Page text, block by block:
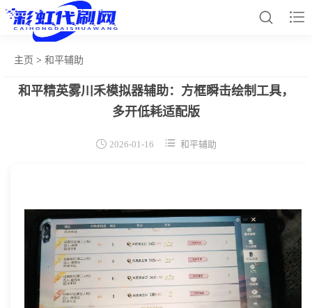


网站首页
辅助卡盟
热门文章
关于我们
主页 > 和平辅助
和平精英雾川禾模拟器辅助：方框瞬击绘制工具，
多开低耗适配版
 2026-01-16  和平辅助